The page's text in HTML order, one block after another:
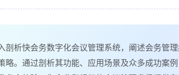
剖析快会务数字化会议管理系统，阐述会务管
略。通过剖析其功能、应用场景及众多成功案